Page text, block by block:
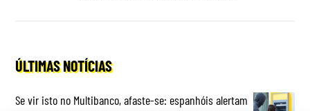
ÚLTIMAS NOTÍCIAS
Se vir isto no Multibanco, afaste-se: espanhóis alertam